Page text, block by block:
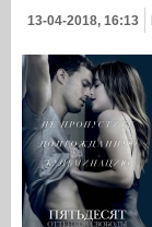
13-04-2018, 16:13